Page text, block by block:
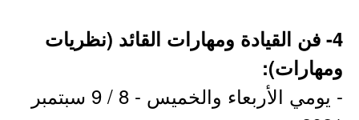
4- فن القيادة ومهارات القائد (نظريات
ومهارات):
- يومي الأربعاء والخميس - 8 / 9 سبتمبر